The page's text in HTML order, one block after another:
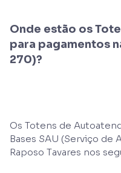
Onde estão os
para pagamentos
270)?
Os Totens de
Bases SAU (Serviço de
Raposo Tavares nos